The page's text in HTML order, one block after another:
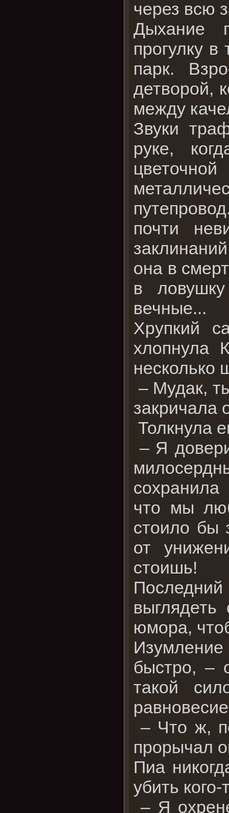
через всю
Дыхание
прогулку
парк.
детворой,
между
Звуки
руке,
почти
она в
в
вечные...
Хрупкий
хлопнула
несколько
– Мудак,
закричала
Толкнула
– Я
что мы
стоило бы
от
стоишь!
юмора,
Изумление
быстро, –
такой
равновесие
– Что ж,
прорычал
Пиа
убить
– Я